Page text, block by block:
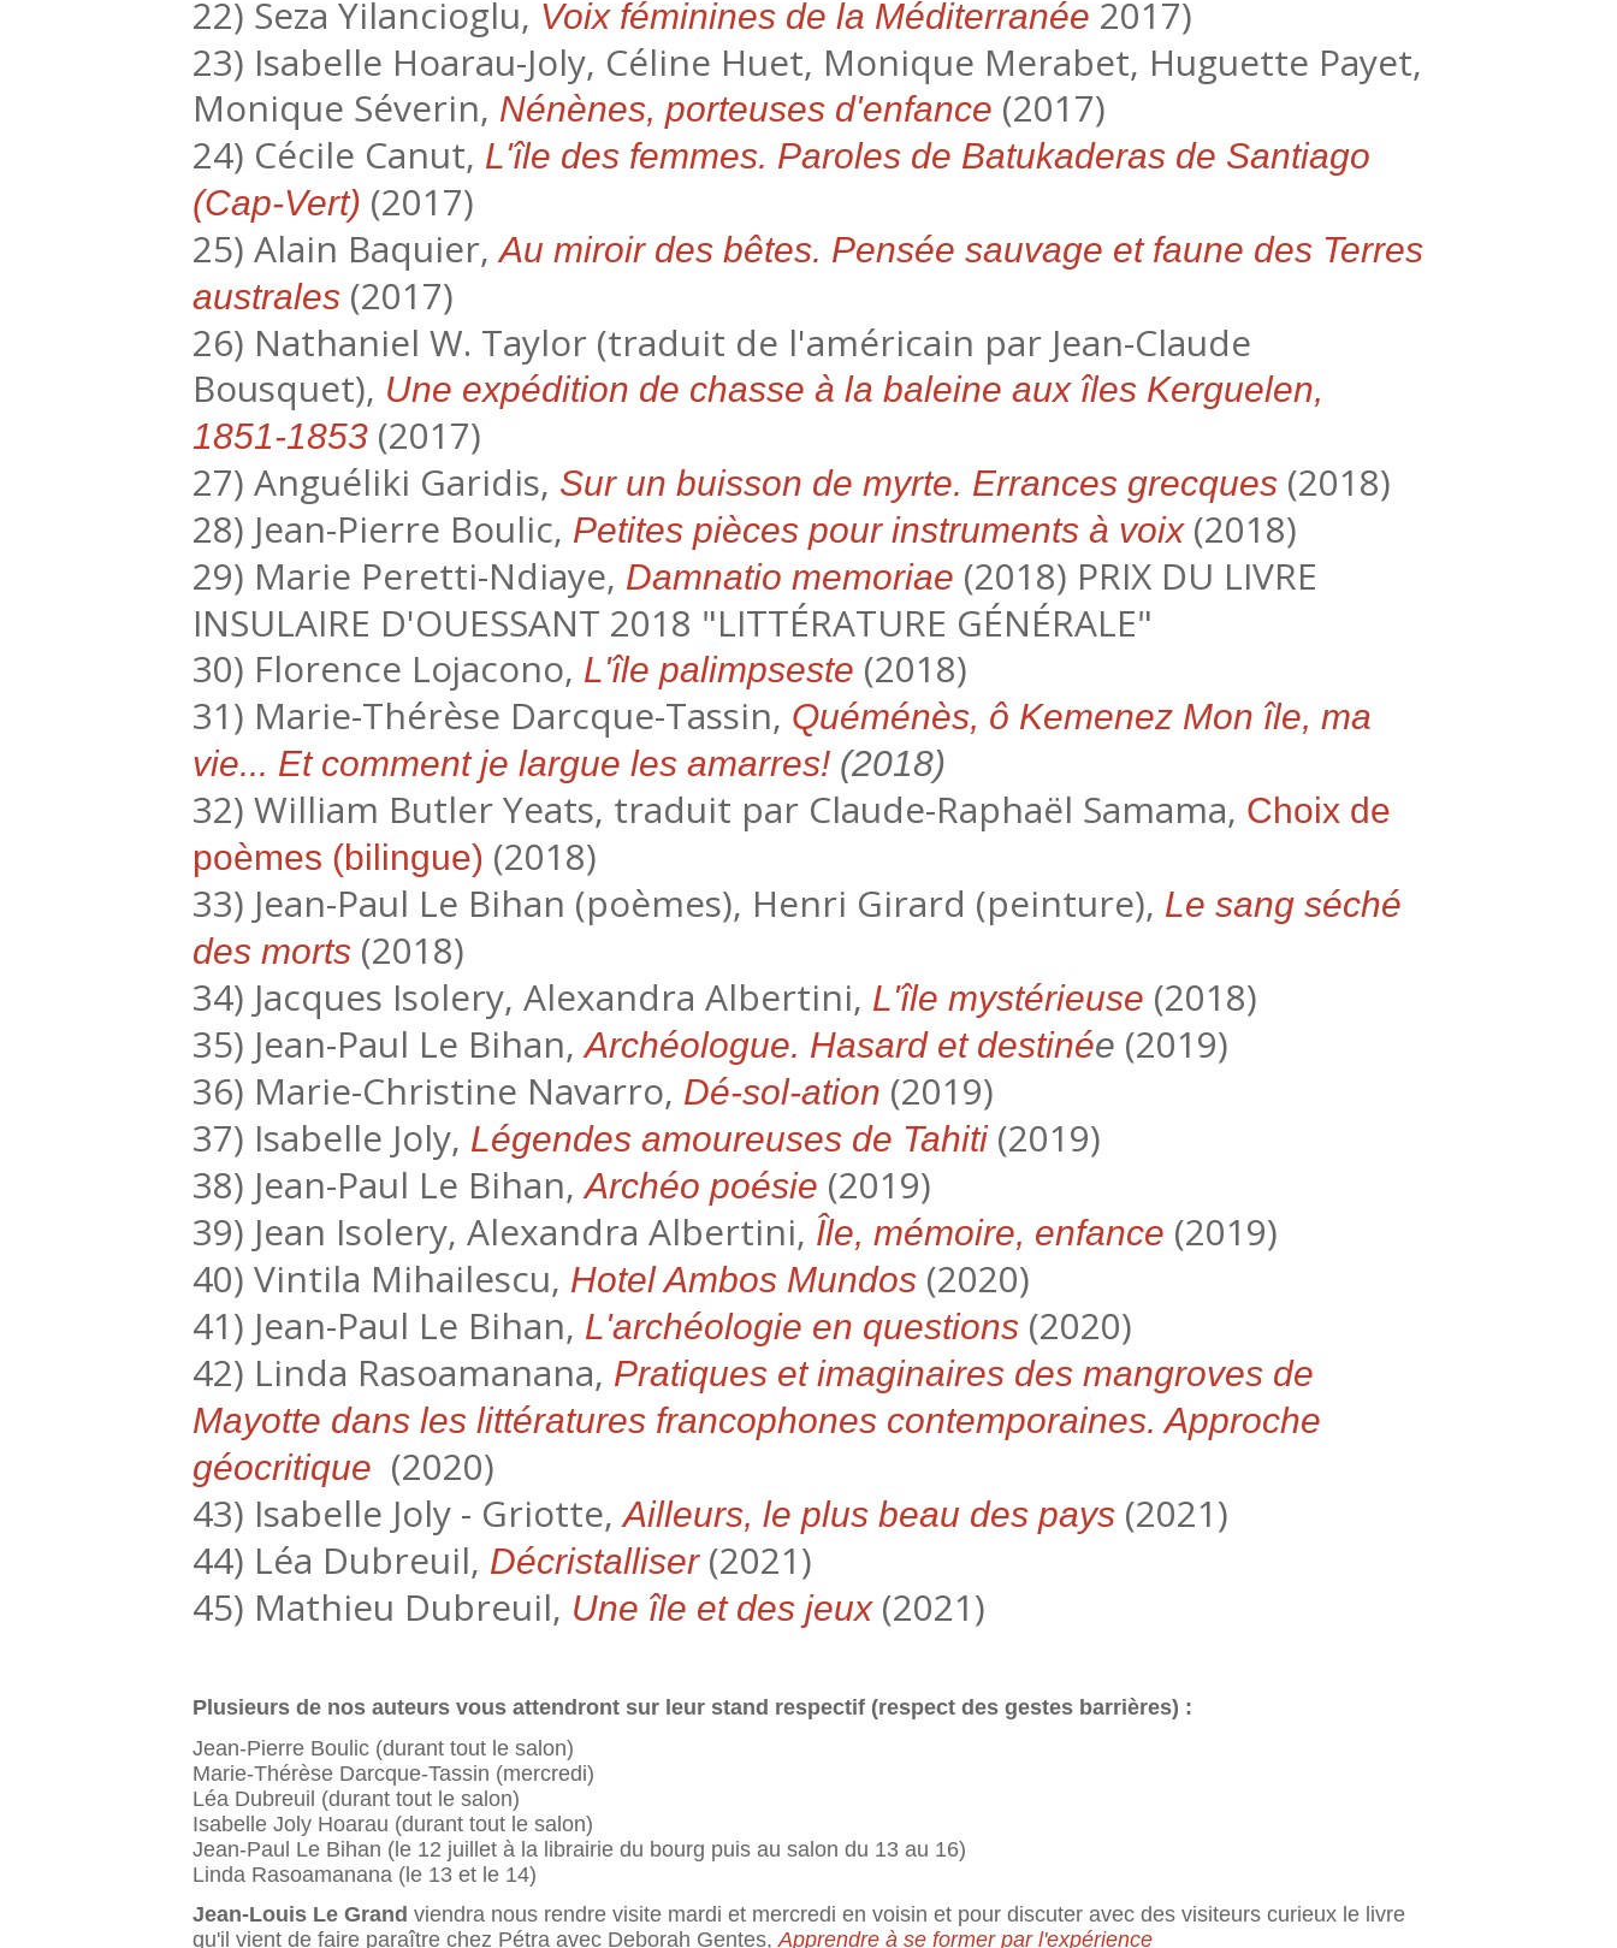
22) Seza Yilancioglu, Voix féminines de la Méditerranée 2017)
23) Isabelle Hoarau-Joly, Céline Huet, Monique Merabet, Huguette Payet,
Monique Séverin, Nénènes, porteuses d'enfance (2017)
24) Cécile Canut, L'île des femmes. Paroles de Batukaderas de Santiago
(Cap-Vert) (2017)
25) Alain Baquier,Au miroir des bêtes. Pensée sauvage et faune des Terres
australes (2017)
26) Nathaniel W. Taylor (traduit de l'américain par Jean-Claude
Bousquet), Une expédition de chasse à la baleine aux îles Kerguelen,
1851-1853 (2017)
27) Anguéliki Garidis, Sur un buisson de myrte. Errances grecques (2018)
28) Jean-Pierre Boulic, Petites pièces pour instruments à voix(2018)
29) Marie Peretti-Ndiaye, Damnatio memoriae (2018) PRIX DU LIVRE
INSULAIRE D'OUESSANT 2018 "LITTÉRATURE GÉNÉRALE"
30) Florence Lojacono, L'île palimpseste (2018)
31) Marie-Thérèse Darcque-Tassin, Quéménès, ô Kemenez Mon île, ma
vie... Et comment je largue les amarres! (2018)
32) William Butler Yeats, traduit par Claude-Raphaël Samama, Choix de
poèmes (bilingue) (2018)
33) Jean-Paul Le Bihan (poèmes), Henri Girard (peinture), Le sang séché
des morts (2018)
34) Jacques Isolery, Alexandra Albertini, L'île mystérieuse (2018)
35) Jean-Paul Le Bihan,Archéologue. Hasard et destinée (2019)
36) Marie-Christine Navarro, Dé-sol-ation (2019)
37) Isabelle Joly, Légendes amoureuses de Tahiti (2019)
38) Jean-Paul Le Bihan,Archéo poésie (2019)
39) Jean Isolery, Alexandra Albertini, Île, mémoire, enfance (2019)
40) Vintila Mihailescu, Hotel Ambos Mundos (2020)
41) Jean-Paul Le Bihan, L'archéologie en questions (2020)
42) Linda Rasoamanana, Pratiques et imaginaires des mangroves de
Mayotte dans les littératures francophones contemporaines. Approche
géocritique (2020)
43) Isabelle Joly - Griotte,Ailleurs, le plus beau des pays (2021)
44) Léa Dubreuil, Décristalliser(2021)
45) Mathieu Dubreuil, Une île et des jeux(2021)
Plusieurs de nos auteurs vous attendront sur leur stand respectif (respect des gestes barrières) :
Jean-Pierre Boulic (durant tout le salon)
Marie-Thérèse Darcque-Tassin (mercredi)
Léa Dubreuil (durant tout le salon)
Isabelle Joly Hoarau (durant tout le salon)
Jean-Paul Le Bihan (le 12 juillet à la librairie du bourg puis au salon du 13 au 16)
Linda Rasoamanana (le 13 et le 14)
Jean-Louis Le Grand viendra nous rendre visite mardi et mercredi en voisin et pour discuter avec des visiteurs curieux le livre
qu'il vient de faire paraître chez Pétra avec Deborah Gentes,Apprendre à se former par l'expérience